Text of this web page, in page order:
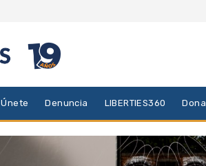
Únete Denuncia LIBERTIES360 Dona